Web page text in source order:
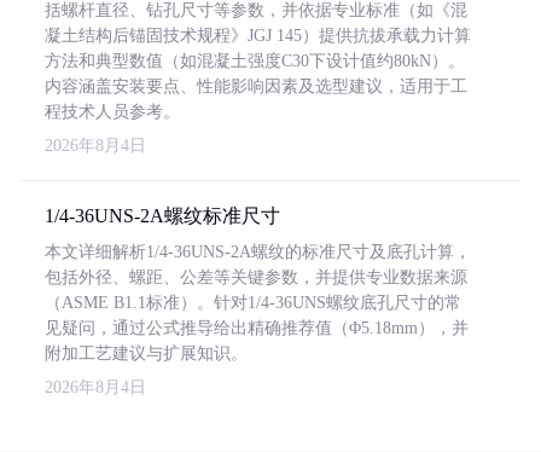
括螺杆直径、钻孔尺寸等参数，并依据专业标准（如《混
凝土结构后锚固技术规程》JGJ 145）提供抗拔承载力计算
方法和典型数值（如混凝土强度C30下设计值约80kN）。
内容涵盖安装要点、性能影响因素及选型建议，适用于工
程技术人员参考。
2026年8月4日
1/4-36UNS-2A螺纹标准尺寸
本文详细解析1/4-36UNS-2A螺纹的标准尺寸及底孔计算，
包括外径、螺距、公差等关键参数，并提供专业数据来源
（ASME B1.1标准）。针对1/4-36UNS螺纹底孔尺寸的常
见疑问，通过公式推导给出精确推荐值（Φ5.18mm），并
附加工艺建议与扩展知识。
2026年8月4日